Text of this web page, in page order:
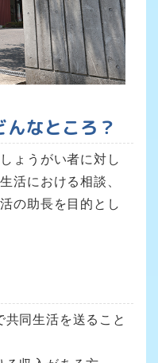
なところ？
ょうがい者に対し
活における相談、
の助長を目的とし
同生活を送ること